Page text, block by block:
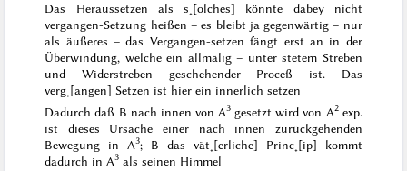
Das Heraussetzen als s˖[olches] könnte dabey nicht
vergangen-Setzung heißen – es bleibt ja gegenwärtig – nur
als äußeres – das Vergangen-setzen fängt erst an in der
Überwindung, welche ein allmälig – unter stetem Streben
und Widerstreben geschehender Proceß ist. Das
verg˖[angen] Setzen ist hier ein innerlich setzen
Dadurch daß B nach innen von A3 gesetzt wird von A2exp.
ist dieses Ursache einer nach innen zurückgehenden
Bewegung in A3; B das vät˖[erliche] Princ˖[ip] kommt
dadurch in A3 als seinen Himmel